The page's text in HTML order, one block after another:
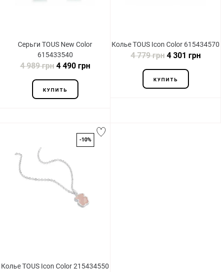
Серьги TOUS New Color
615433540
4 989 грн4 490 грн
КУПИТЬ
Колье TOUS Icon Color 615434570
4 779 грн4 301 грн
КУПИТЬ
-10%
Колье TOUS Icon Color 215434550